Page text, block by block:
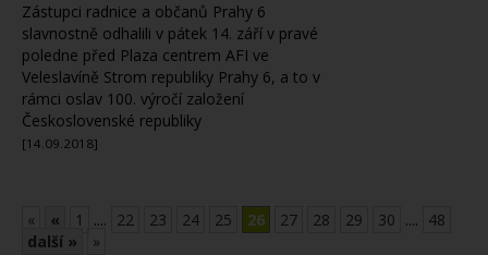
Zástupci radnice a občanů Prahy 6
slavnostně odhalili v pátek 14. září v pravé
poledne před Plaza centrem AFI ve
Veleslavíně Strom republiky Prahy 6, a to v
rámci oslav 100. výročí založení
Československé republiky
[14.09.2018]
« « 1 .... 22 23 24 25 26 27 28 29 30 .... 48
další »
»